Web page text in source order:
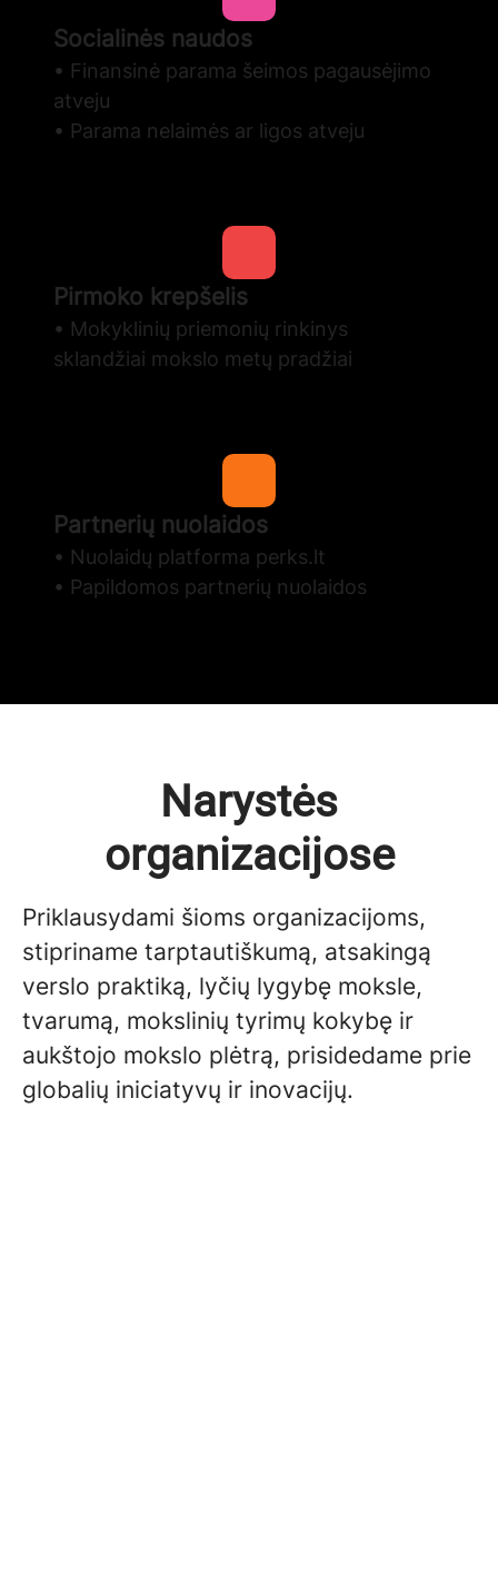
Socialinės naudos
• Finansinė parama šeimos pagausėjimo
atveju
• Parama nelaimės ar ligos atveju
Pirmoko krepšelis
• Mokyklinių priemonių rinkinys
sklandžiai mokslo metų pradžiai
Partnerių nuolaidos
• Nuolaidų platforma perks.lt
• Papildomos partnerių nuolaidos
Narystės
organizacijose
Priklausydami šioms organizacijoms,
stipriname tarptautiškumą, atsakingą
verslo praktiką, lyčių lygybę moksle,
tvarumą, mokslinių tyrimų kokybę ir
aukštojo mokslo plėtrą, prisidedame prie
globalių iniciatyvų ir inovacijų.